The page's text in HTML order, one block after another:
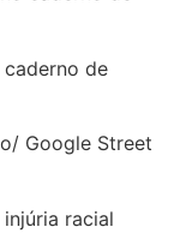
caderno de
Google Street
racial